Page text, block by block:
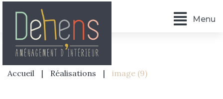
Menu
Accueil | Réalisations | image (9)